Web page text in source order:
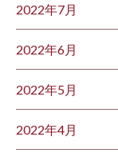
2022年7月
2022年6月
2022年5月
2022年4月